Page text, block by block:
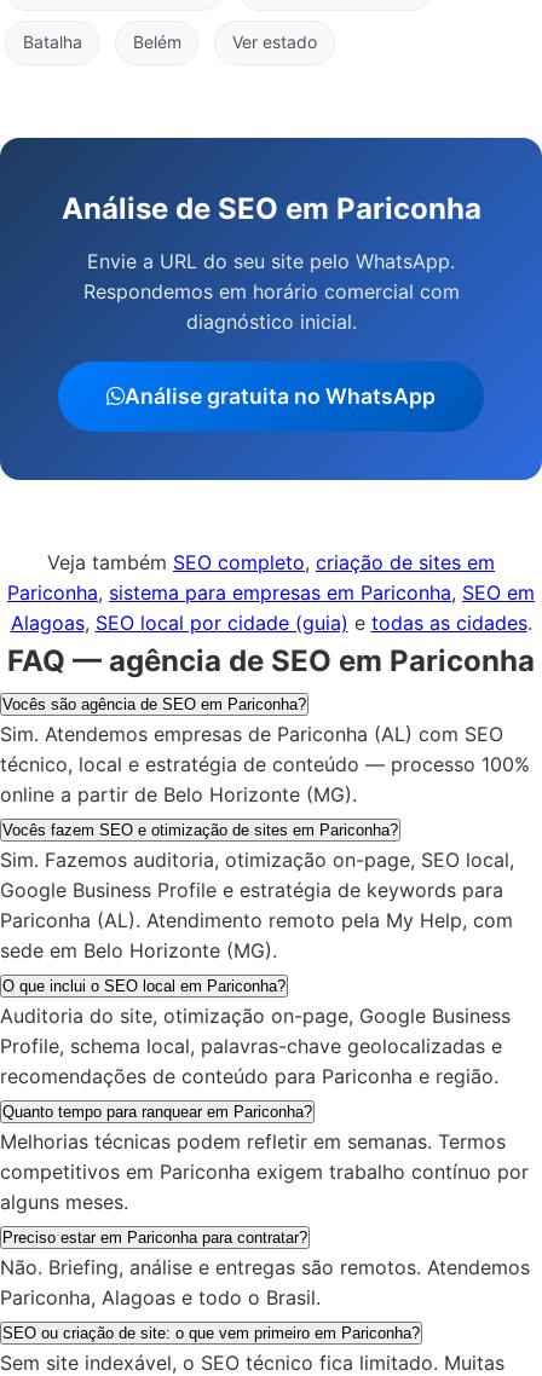
Batalha Belém Ver estado
Análise de SEO em Pariconha
Envie a URL do seu site pelo WhatsApp.
Respondemos em horário comercial com
diagnóstico inicial.
Análise gratuita no WhatsApp
Veja também SEO completo, criação de sites em
Pariconha, sistema para empresas em Pariconha, SEO em
Alagoas, SEO local por cidade (guia) e todas as cidades.
FAQ — agência de SEO em Pariconha
Vocês são agência de SEO em Pariconha?
Sim. Atendemos empresas de Pariconha (AL) com SEO
técnico, local e estratégia de conteúdo — processo 100%
online a partir de Belo Horizonte (MG).
Vocês fazem SEO e otimização de sites em Pariconha?
Sim. Fazemos auditoria, otimização on-page, SEO local,
Google Business Profile e estratégia de keywords para
Pariconha (AL). Atendimento remoto pela My Help, com
sede em Belo Horizonte (MG).
O que inclui o SEO local em Pariconha?
Auditoria do site, otimização on-page, Google Business
Profile, schema local, palavras-chave geolocalizadas e
recomendações de conteúdo para Pariconha e região.
Quanto tempo para ranquear em Pariconha?
Melhorias técnicas podem refletir em semanas. Termos
competitivos em Pariconha exigem trabalho contínuo por
alguns meses.
Preciso estar em Pariconha para contratar?
Não. Briefing, análise e entregas são remotos. Atendemos
Pariconha, Alagoas e todo o Brasil.
SEO ou criação de site: o que vem primeiro em Pariconha?
Sem site indexável, o SEO técnico fica limitado. Muitas